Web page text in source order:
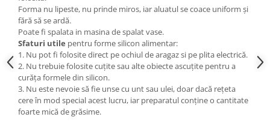
Ustensile Decorare
Accesorii Posuri
Duiuri, Sprituri Decorare
Posuri Decorare
Seturi Decorare
Ustensile, Accesorii Cofetarie,
Patiserie
Forma nu lipeste, nu prinde miros, iar aluatul se coace uniform și
fără să se ardă.
Poate fi spalata in masina de spalat vase.
Sfaturi utile pentru forme silicon alimentar:
1. Nu pot fi folosite direct pe ochiul de aragaz si pe plita electrică.
2. Nu trebuie folosite cuțite sau alte obiecte ascuțite pentru a
curăța formele din silicon.
3. Nu este nevoie să fie unse cu unt sau ulei, doar dacă rețeta
cere în mod special acest lucru, iar preparatul conține o cantitate
foarte mică de grăsime.